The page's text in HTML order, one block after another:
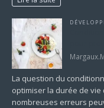
La question du
optimiser la durée de
nombreuses erreurs